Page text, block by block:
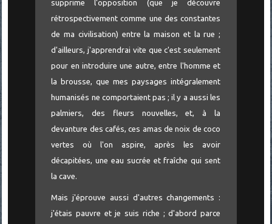
supprime l'opposition (que je découvre
rétrospectivement comme une des constantes
de ma civilisation) entre la maison et la rue ;
d'ailleurs, j'apprendrai vite que c'est seulement
pour en introduire une autre, entre l'homme et
la brousse, que mes paysages intégralement
humanisés ne comportaient pas ; il y a aussi les
palmiers, des fleurs nouvelles, et, à la
devanture des cafés, ces amas de noix de coco
vertes où l'on aspire, après les avoir
décapitées, une eau sucrée et fraîche qui sent
la cave.
Mais j'éprouve aussi d'autres changements :
j'étais pauvre et je suis riche ; d'abord parce